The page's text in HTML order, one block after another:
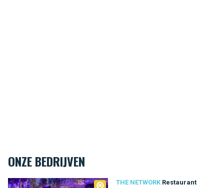
ONZE BEDRIJVEN
THE NETWORK Restaurant
The Network